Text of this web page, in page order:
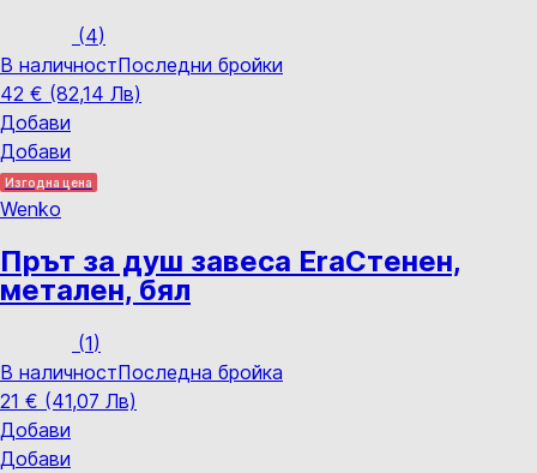
(4)
В наличностПоследни бройки
42 € (82,14 Лв)
Добави
Добави
Изгодна цена
Wenko
Прът за душ завеса EraСтенен,
метален, бял
(1)
В наличностПоследна бройка
21 € (41,07 Лв)
Добави
Добави